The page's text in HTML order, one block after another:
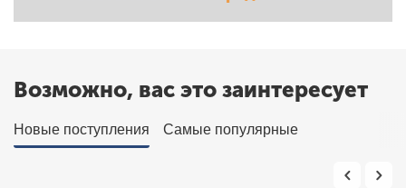
Возможно, вас это заинтересует
Новые поступления Самые популярные